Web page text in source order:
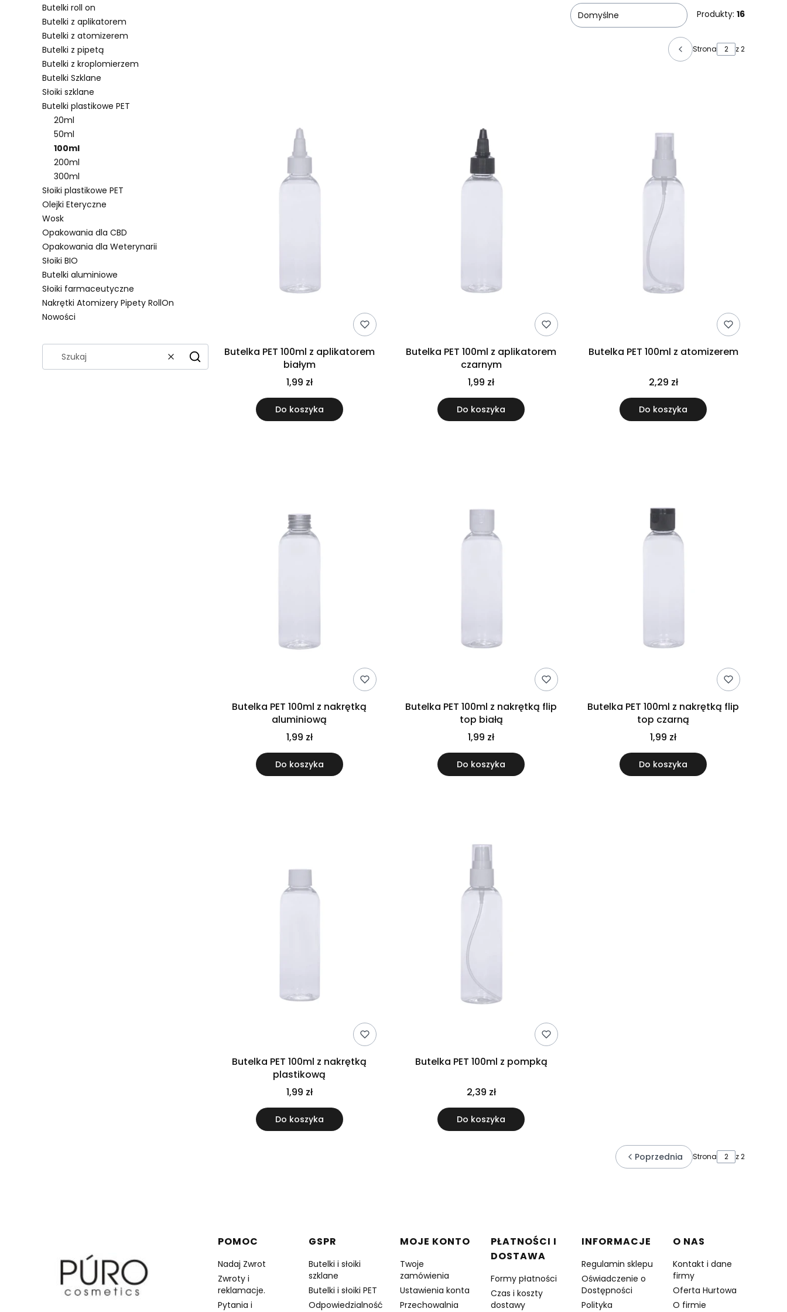
Butelki roll on
Butelki z aplikatorem
Butelki z atomizerem
Butelki z pipetą
Butelki z kroplomierzem
Butelki Szklane
Słoiki szklane
Butelki plastikowe PET
20ml
50ml
100ml
200ml
300ml
Słoiki plastikowe PET
Olejki Eteryczne
Wosk
Opakowania dla CBD
Opakowania dla Weterynarii
Słoiki BIO
Butelki aluminiowe
Słoiki farmaceutyczne
Nakrętki Atomizery Pipety RollOn
Nowości
WyczyśćSzukaj
Domyślne Produkty: 16
Strona z 2
Butelka PET 100ml z aplikatorem
białym
1,99 zł
Do koszyka
Butelka PET 100ml z aplikatorem
czarnym
1,99 zł
Do koszyka
Butelka PET 100ml z atomizerem
2,29 zł
Do koszyka
Butelka PET 100ml z nakrętką
aluminiową
1,99 zł
Do koszyka
Butelka PET 100ml z nakrętką flip
top białą
1,99 zł
Do koszyka
Butelka PET 100ml z nakrętką flip
top czarną
1,99 zł
Do koszyka
Butelka PET 100ml z nakrętką
plastikową
1,99 zł
Do koszyka
Butelka PET 100ml z pompką
2,39 zł
Do koszyka
Poprzednia Strona z 2
Linki w stopce
POMOC
Nadaj Zwrot
Zwroty i
reklamacje.
Pytania i
GSPR
Butelki i słoiki
szklane
Butelki i słoiki PET
Odpowiedzialność
MOJE KONTO
Twoje
zamówienia
Ustawienia konta
Przechowalnia
PŁATNOŚCI I
DOSTAWA
Formy płatności
Czas i koszty
dostawy
INFORMACJE
Regulamin sklepu
Oświadczenie o
Dostępności
Polityka
O NAS
Kontakt i dane
firmy
Oferta Hurtowa
O firmie